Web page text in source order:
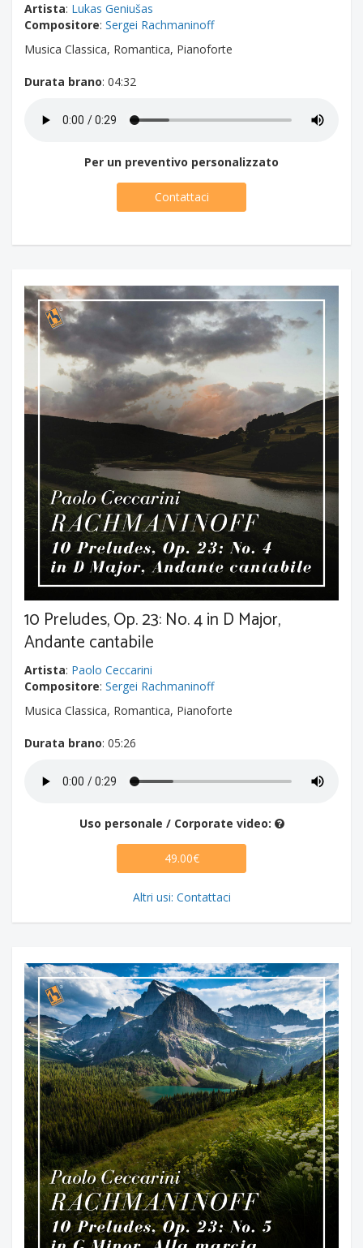
Artista: Lukas Geniušas
Compositore: Sergei Rachmaninoff
Musica Classica, Romantica, Pianoforte
Durata brano: 04:32
Per un preventivo personalizzato
Contattaci
10 Preludes, Op. 23: No. 4 in D Major,
Andante cantabile
Artista: Paolo Ceccarini
Compositore: Sergei Rachmaninoff
Musica Classica, Romantica, Pianoforte
Durata brano: 05:26
Uso personale / Corporate video:
49.00€
Altri usi: Contattaci